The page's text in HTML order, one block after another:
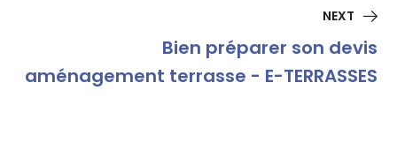
NEXT
Bien préparer son devis
aménagement terrasse - E-TERRASSES